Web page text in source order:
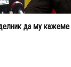
да му кажеме